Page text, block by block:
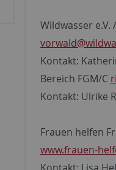
Wildwasser e.V.
Kontakt:
Bereich FGM/C
Kontakt: Ulrike
Frauen helfen
www.frauen-
Kontakt: Lisa